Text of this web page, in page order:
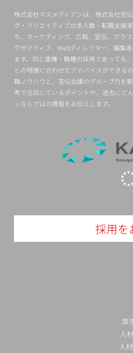
株式会社マスメディアンは、株式会社宣
グ・クリエイティブの求人数・転職支援
ち、マーケティング、広報、宣伝、グラ
グゼクティブ、Webディレクター、編集
ます。同じ業種・職種の採用であっても
との特徴に合わせたアドバイスができる
職ノウハウと、宣伝会議のグループ力を
考で注目しているポイントや、過去にど
ンならではの情報をお伝えします。
採用を
厚
人
人